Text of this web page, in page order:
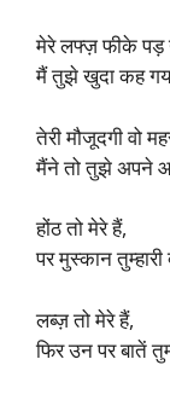
मेरे लफ्ज़ फीके पड़
मैं तुझे खुदा कह
तेरी मौजूदगी वो
मैंने तो तुझे अपने
होंठ तो मेरे हैं,
पर मुस्कान तुम्हारी
लब्ज़ तो मेरे हैं,
फिर उन पर बातें